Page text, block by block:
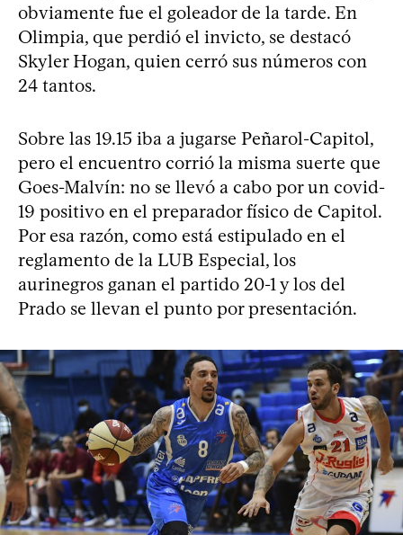
obviamente fue el goleador de la tarde. En
Olimpia, que perdió el invicto, se destacó
Skyler Hogan, quien cerró sus números con
24 tantos.
Sobre las 19.15 iba a jugarse Peñarol-Capitol,
pero el encuentro corrió la misma suerte que
Goes-Malvín: no se llevó a cabo por un covid-
19 positivo en el preparador físico de Capitol.
Por esa razón, como está estipulado en el
reglamento de la LUB Especial, los
aurinegros ganan el partido 20-1 y los del
Prado se llevan el punto por presentación.